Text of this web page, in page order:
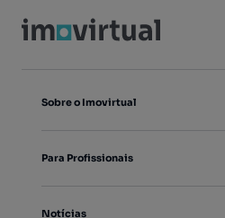
Sobre o Imovirtual
Para Profissionais
Notícias